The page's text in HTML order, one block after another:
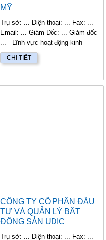
MỸ
Trụ sở: ... Điện thoại: ... Fax: ...
Email: ... Giám Đốc: ... Giám đốc
... Lĩnh vực hoạt động kinh
doanh...
CHI TIẾT
CÔNG TY CỔ PHẦN ĐẦU
TƯ VÀ QUẢN LÝ BẤT
ĐỘNG SẢN UDIC
Trụ sở: ... Điện thoại: ... Fax: ...